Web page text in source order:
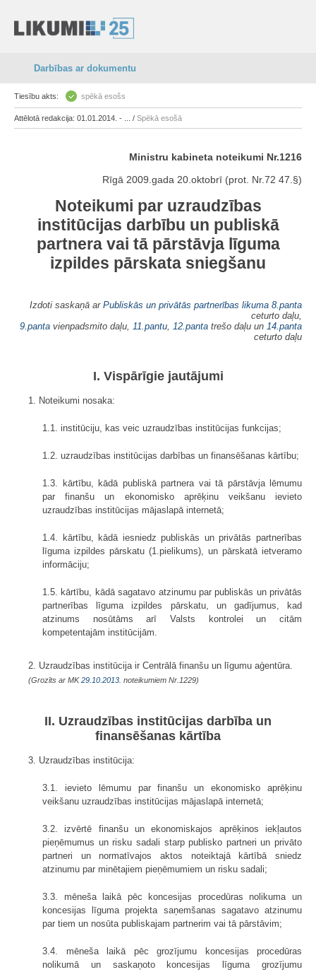
Darbības ar dokumentu
Tiesību akts: spēkā esošs
Attēlotā redakcija: 01.01.2014. - ... / Spēkā esošā
Ministru kabineta noteikumi Nr.1216
Rīgā 2009.gada 20.oktobrī (prot. Nr.72 47.§)
Noteikumi par uzraudzības
institūcijas darbību un publiskā
partnera vai tā pārstāvja līguma
izpildes pārskata sniegšanu
Izdoti saskaņā ar Publiskās un privātās partnerības likuma 8.panta
ceturto daļu,
9.panta vienpadsmito daļu, 11.pantu 12.panta trešo daļu un 14.panta
ceturto daļu
I. Vispārīgie jautājumi
1. Noteikumi nosaka:
1.1. institūciju, kas veic uzraudzības institūcijas funkcijas;
1.2. uzraudzības institūcijas darbības un finansēšanas kārtību;
1.3. kārtību, kādā publiskā partnera vai tā pārstāvja lēmumu
par finanšu un ekonomisko aprēķinu veikšanu ievieto
uzraudzības institūcijas mājaslapā internetā;
1.4. kārtību, kādā iesniedz publiskās un privātās partnerības
līguma izpildes pārskatu (1.pielikums), un pārskatā ietveramo
informāciju;
1.5. kārtību, kādā sagatavo atzinumu par publiskās un privātās
partnerības līguma izpildes pārskatu, un gadījumus, kad
atzinums nosūtāms arī Valsts kontrolei un citām
kompetentajām institūcijām.
2. Uzraudzības institūcija ir Centrālā finanšu un līgumu aģentūra.
(Grozīts ar MK29.10.2013. noteikumiem Nr.1229)
II. Uzraudzības institūcijas darbība un
finansēšanas kārtība
3. Uzraudzības institūcija:
3.1. ievieto lēmumu par finanšu un ekonomisko aprēķinu
veikšanu uzraudzības institūcijas mājaslapā internetā;
3.2. izvērtē finanšu un ekonomiskajos aprēķinos iekļautos
pieņēmumus un risku sadali starp publisko partneri un privāto
partneri un normatīvajos aktos noteiktajā kārtībā sniedz
atzinumu par minētajiem pieņēmumiem un risku sadali;
3.3. mēneša laikā pēc koncesijas procedūras nolikuma un
koncesijas līguma projekta saņemšanas sagatavo atzinumu
par tiem un nosūta publiskajam partnerim vai tā pārstāvim;
3.4. mēneša laikā pēc grozījumu koncesijas procedūras
nolikumā un saskaņoto koncesijas līguma grozījumu